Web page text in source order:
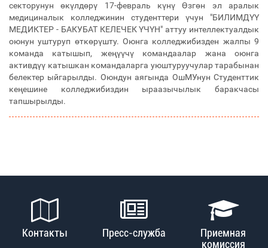
секторунун өкүлдөрү 17-февраль күнү Өзгөн эл аралык
медициналык колледжинин студенттери үчун "БИЛИМДҮҮ
МЕДИКТЕР - БАКУБАТ КЕЛЕЧЕК ҮЧҮН" аттуу интеллектуалдык
оюнун уштуруп өткөрүшту. Оюнга колледжибизден жалпы 9
команда катышып, жеңүүчү командаалар жана оюнга
активдүү катышкан командаларга уюштуруучулар тарабынан
белектер ыйгарылды. Оюндун аягында ОшМУнун Студенттик
кеңешине колледжибиздин ыраазычылык баракчасы
тапшырылды.
Контакты Пресс-служба
Приемная
комиссия